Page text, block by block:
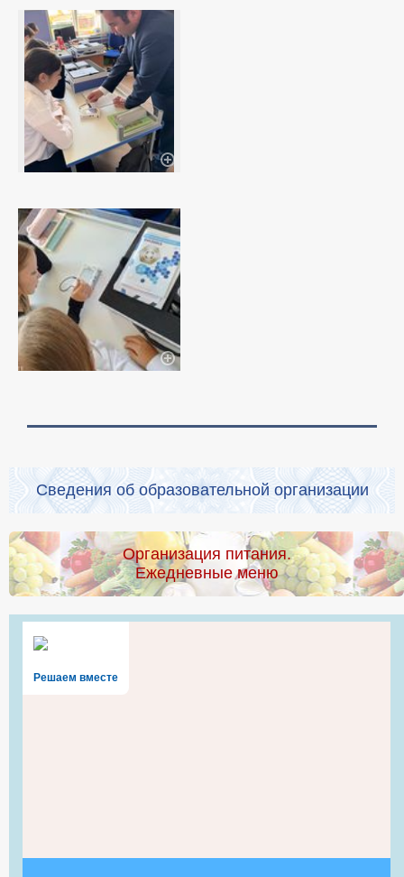
Сведения об образовательной организации
Организация питания.
Ежедневные меню
Решаем вместе